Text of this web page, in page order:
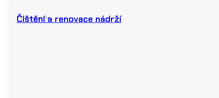
Čištění a renovace nádrží